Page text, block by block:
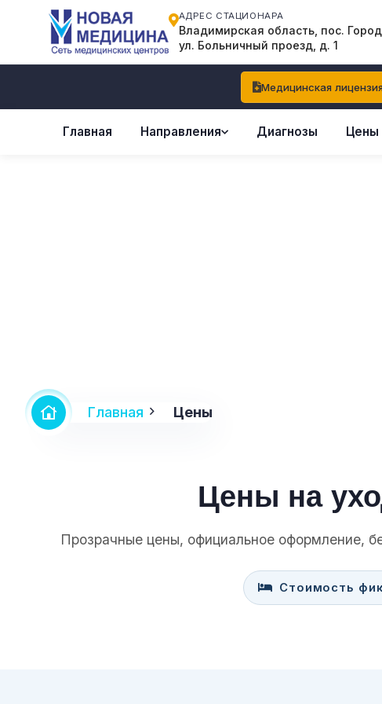
АДРЕС СТАЦИОНАРА
Владимирская область, пос.
ул. Больничный проезд, д. 1
Медицинская
Главная Направления Диагнозы Цены
Главная Цены
Цены на
Прозрачные цены, официальное оформление,
Стоимость